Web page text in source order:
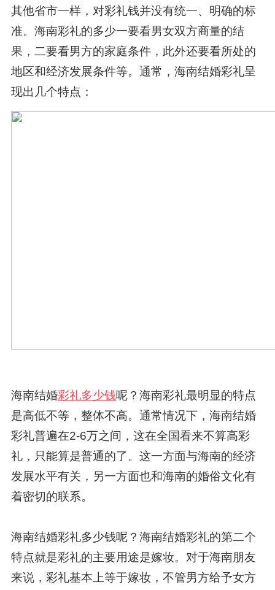
其他省市一样，对彩礼钱并没有统一、明确的标
准。海南彩礼的多少一要看男女双方商量的结
果，二要看男方的家庭条件，此外还要看所处的
地区和经济发展条件等。通常，海南结婚彩礼呈
现出几个特点：
海南结婚彩礼多少钱呢？海南彩礼最明显的特点
是高低不等，整体不高。通常情况下，海南结婚
彩礼普遍在2-6万之间，这在全国看来不算高彩
礼，只能算是普通的了。这一方面与海南的经济
发展水平有关，另一方面也和海南的婚俗文化有
着密切的联系。
海南结婚彩礼多少钱呢？海南结婚彩礼的第二个
特点就是彩礼的主要用途是嫁妆。对于海南朋友
来说，彩礼基本上等于嫁妆，不管男方给予女方